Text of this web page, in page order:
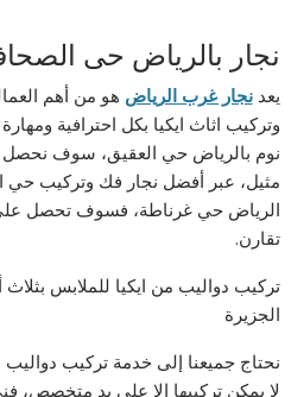
نجار بالرياض حى
يعدنجار غرب الرياض هو من أهم
وتركيب اثاث ايكيا بكل احترافية
نوم بالرياض حي العقيق، سوف
مثيل، عبر أفضل نجار فك وتركيب حي
الرياض حي غرناطة، فسوف تحصل على
تقارن.
تركيب دواليب من ايكيا للملابس
الجزيرة
نحتاج جميعنا إلى خدمة تركيب دواليب
لا يمكن تركيبها إلا على يد